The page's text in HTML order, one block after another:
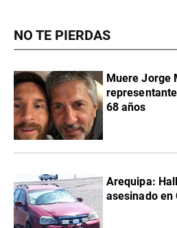
NO TE PIERDAS
Muere Jorge
68 años
Arequipa:
asesinado en